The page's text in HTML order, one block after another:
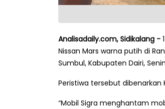
Analisadaily.com, Sidikalang -
Nissan Mars warna putih di
Sumbul, Kabupaten Dairi,
Peristiwa tersebut dibenarkan
“Mobil Sigra menghantam